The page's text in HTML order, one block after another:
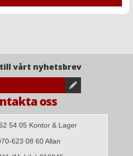
vårt nyhetsbrev
oss
54 05 Kontor & Lager
623 08 60 Allan